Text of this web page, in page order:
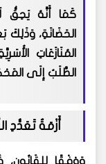
كَمَا أَنَّهُ يَحِقُّ
الحَضَانَةِ،
المُنَازَعَاتِ
الطَّلَبُ إِلَى
أَزْمَةُ تَعَدُّدِ
وَوْفْقًا